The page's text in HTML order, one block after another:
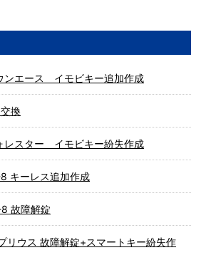
ンエース イモビキー追加作成
換
レスター イモビキー紛失作成
キーレス追加作成
故障解錠
リウス 故障解錠+スマートキー紛失作